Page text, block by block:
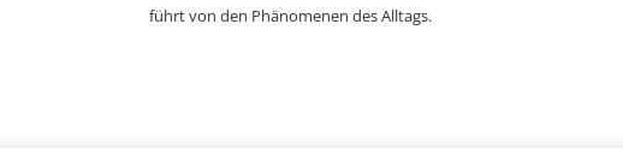
führt von den Phänomenen des Alltags.